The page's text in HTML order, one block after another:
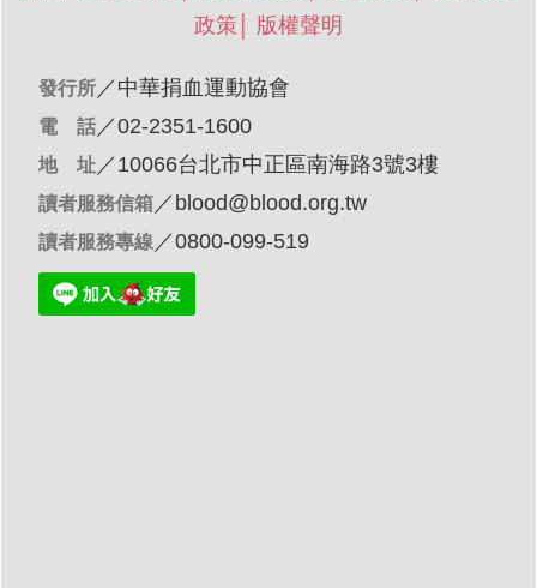
政策
版權聲明
發行所 ／ 中華捐血運動協會
電 話 ／02-2351-1600
地 址 ／10066台北市中正區南海路3號3樓
讀者服務信箱 ／ blood@blood.org.tw
讀者服務專線 ／0800-099-519